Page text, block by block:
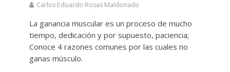
Carlos Eduardo Rosas Maldonado
La ganancia muscular es un proceso de mucho
tiempo, dedicación y por supuesto, paciencia;
Conoce 4 razones comunes por las cuales no
ganas músculo.